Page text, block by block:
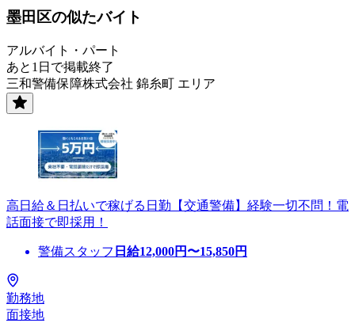
墨田区の似たバイト
アルバイト・パート
あと1日で掲載終了
三和警備保障株式会社 錦糸町 エリア
高日給＆日払いで稼げる日勤【交通警備】経験一切不問！電
話面接で即採用！
警備スタッフ 日給12,000円〜15,850円
勤務地
面接地